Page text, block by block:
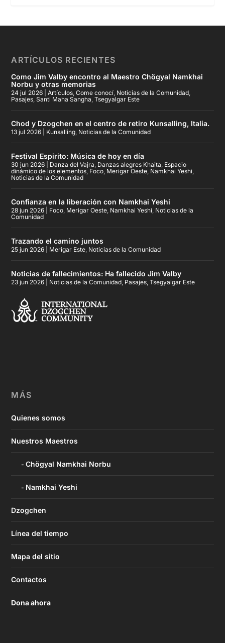
ARTÍCULOS RECIENTES
Como Jim Valby encontro al Maestro Chögyal Namkhai
Norbu y otras memorias
24 jul 2026 |Artículos ,Come conocí Noticias de la Comunidad
Pasajes ,Santi Maha Sangha ,Tsegyalgar Este
Chod y Dzogchen en el centro de retiro Kunsalling, Italia.
13 jul 2026 Kunsalling Noticias de la Comunidad
Festival Espirito: Música de hoy en día
30 jun 2026 Danza del Vajra Danzas alegres Khaita Espacio
dinámico de los elementos, Foco Merigar Oeste Namkhai Yeshi
Noticias de la Comunidad
Confianza en la liberación con Namkhai Yeshi
28 jun 2026 Foco Merigar Oeste Namkhai Yeshi Noticias de la
Comunidad
Trazando el camino juntos
25 jun 2026 Merigar Este Noticias de la Comunidad
Noticias de fallecimientos: Ha fallecido Jim Valby
23 jun 2026 Noticias de la Comunidad Pasajes ,Tsegyalgar Este
MÁS
Quienes somos
Nuestros Maestros
Chögyal Namkhai Norbu
Namkhai Yeshi
Dzogchen
Línea del tiempo
Mapa del sitio
Contactos
Dona ahora